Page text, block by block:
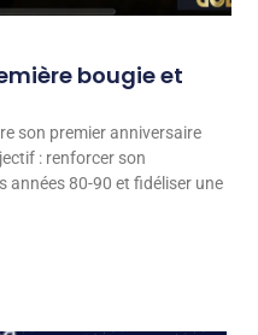
bougie et
son premier anniversaire
: renforcer son
80-90 et fidéliser une